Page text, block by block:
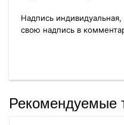
Надпись
свою надпись в
Рекомендуемые